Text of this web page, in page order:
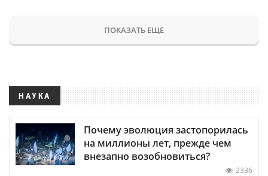
ПОКАЗАТЬ ЕЩЕ
НАУКА
Почему эволюция застопорилась
на миллионы лет, прежде чем
внезапно возобновиться?
2336